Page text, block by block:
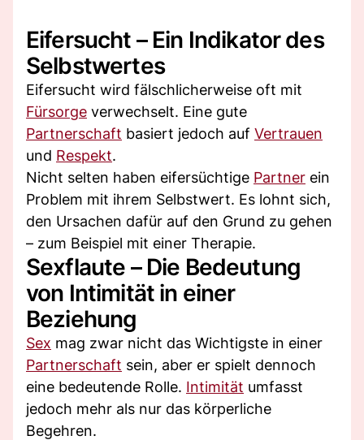
Eifersucht – Ein Indikator des
Selbstwertes
Eifersucht wird fälschlicherweise oft mit
Fürsorge verwechselt. Eine gute
Partnerschaft basiert jedoch auf Vertrauen
und Respekt.
Nicht selten haben eifersüchtige Partner ein
Problem mit ihrem Selbstwert. Es lohnt sich,
den Ursachen dafür auf den Grund zu gehen
– zum Beispiel mit einer Therapie.
Sexflaute – Die Bedeutung
von Intimität in einer
Beziehung
Sex mag zwar nicht das Wichtigste in einer
Partnerschaft sein, aber er spielt dennoch
eine bedeutende Rolle. Intimität umfasst
jedoch mehr als nur das körperliche
Begehren.